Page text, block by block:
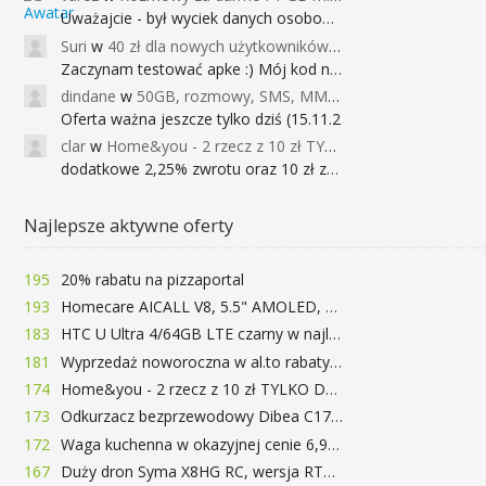
Uważajcie - był wyciek danych osobowych
Suri w 40 zł dla nowych użytkowników Google Pay (dawniej Android Pay)
Zaczynam testować apke :) Mój kod na 40
dindane w 50GB, rozmowy, SMS, MMS bez limitu przez 6 miesięcy za darmo za przeniesienie numeru do Play NEXT
Oferta ważna jeszcze tylko dziś (15.11.2
clar w Home&you - 2 rzecz z 10 zł TYLKO DZISIAJ
dodatkowe 2,25% zwrotu oraz 10 zł za r
Najlepsze aktywne oferty
195
20% rabatu na pizzaportal
193
Homecare AICALL V8, 5.5" AMOLED, 4/128GB, Snapdragon 652, LTE, QC3.0, 3400mAh za 416zł
183
HTC U Ultra 4/64GB LTE czarny w najlepszej cenie na rynku 799 zł!!!
181
Wyprzedaż noworoczna w al.to rabaty do 72%
174
Home&you - 2 rzecz z 10 zł TYLKO DZISIAJ
173
Odkurzacz bezprzewodowy Dibea C17 za 77.99$ (~290zł)
172
Waga kuchenna w okazyjnej cenie 6,99$
167
Duży dron Syma X8HG RC, wersja RTF, kamera 8MP za 62$ (~233zł) - TomTop